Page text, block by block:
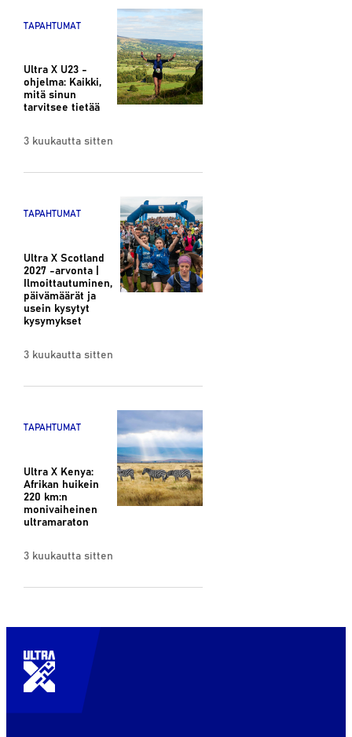
TAPAHTUMAT
Ultra X U23 -
ohjelma: Kaikki,
mitä sinun
tarvitsee tietää
3 kuukautta sitten
TAPAHTUMAT
Ultra X Scotland
2027 -arvonta |
Ilmoittautuminen,
päivämäärät ja
usein kysytyt
kysymykset
3 kuukautta sitten
TAPAHTUMAT
Ultra X Kenya:
Afrikan huikein
220 km:n
monivaiheinen
ultramaraton
3 kuukautta sitten